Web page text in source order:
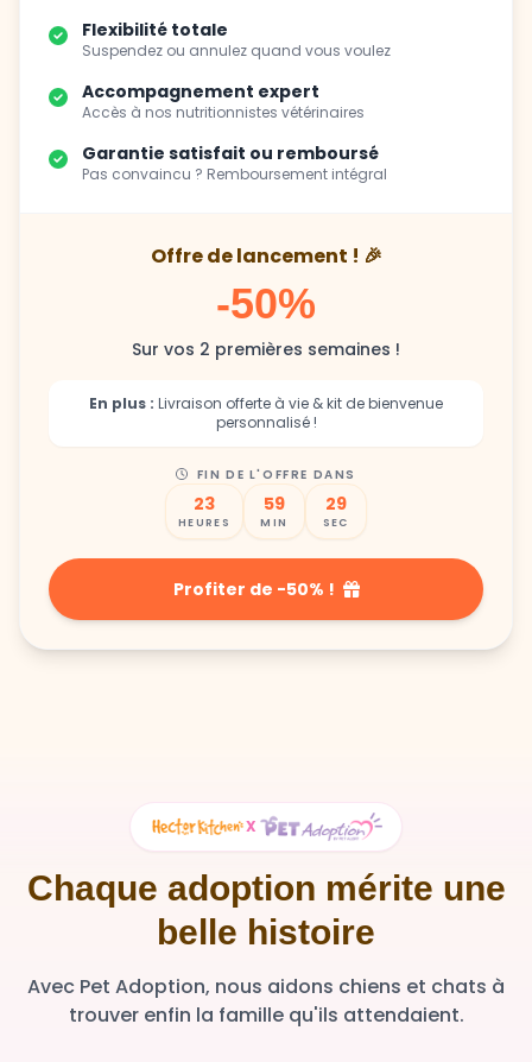
Flexibilité totale
Suspendez ou annulez quand vous voulez
Accompagnement expert
Accès à nos nutritionnistes vétérinaires
Garantie satisfait ou remboursé
Pas convaincu ? Remboursement intégral
Offre de lancement ! 🎉
-50%
Sur vos 2 premières semaines !
En plus : Livraison offerte à vie & kit de bienvenue
personnalisé !
FIN DE L'OFFRE DANS
23
HEURES
59
MIN
27
SEC
Profiter de -50% !
X
Chaque adoption mérite une
belle histoire
Avec Pet Adoption, nous aidons chiens et chats à
trouver enfin la famille qu'ils attendaient.